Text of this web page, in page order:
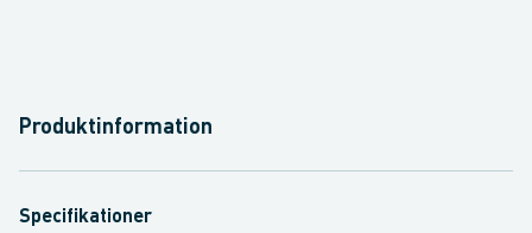
Produktinformation
Specifikationer